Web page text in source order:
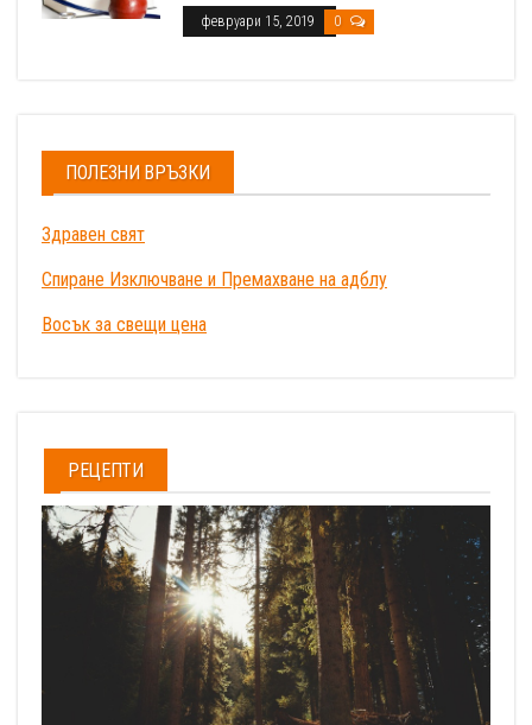
февруари 15, 2019 0
ПОЛЕЗНИ ВРЪЗКИ
Здравен свят
Спиране Изключване и Премахване на адблу
Восък за свещи цена
РЕЦЕПТИ